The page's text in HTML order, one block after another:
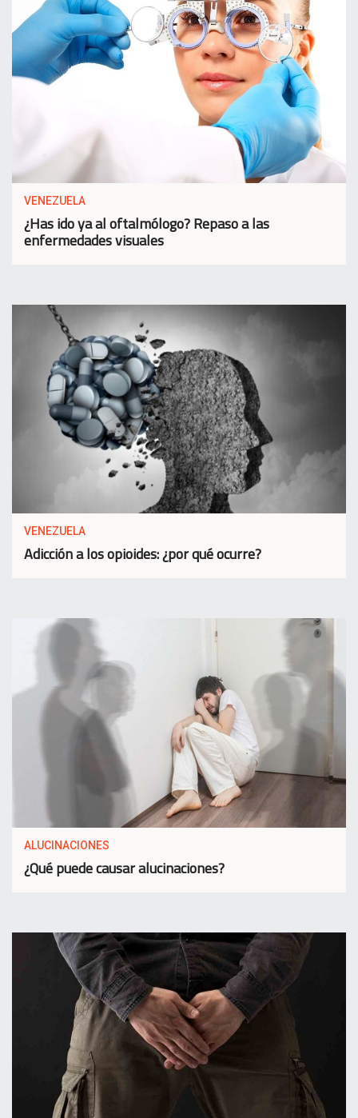
VENEZUELA
¿Has ido ya al oftalmólogo? Repaso a las
enfermedades visuales
VENEZUELA
Adicción a los opioides: ¿por qué ocurre?
ALUCINACIONES
¿Qué puede causar alucinaciones?